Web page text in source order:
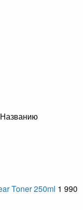
Названию
Toner 250ml 1 990